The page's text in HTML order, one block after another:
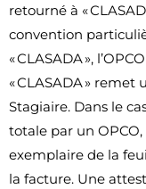
retourné à «
convention
« CLASADA »,
« CLASADA »
Stagiaire. Dans le
totale par un OPCO,
exemplaire de la
la facture. Une